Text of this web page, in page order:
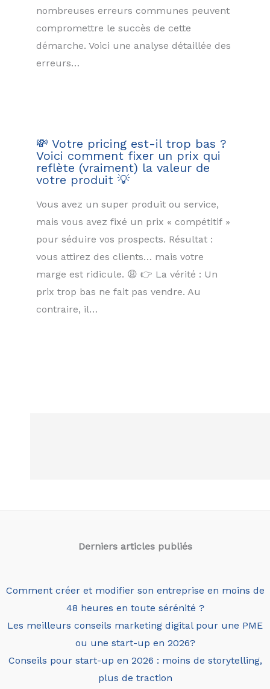
nombreuses erreurs communes peuvent
compromettre le succès de cette
démarche. Voici une analyse détaillée des
erreurs…
💸 Votre pricing est-il trop bas ?
Voici comment fixer un prix qui
reflète (vraiment) la valeur de
votre produit 💡
Vous avez un super produit ou service,
mais vous avez fixé un prix « compétitif »
pour séduire vos prospects. Résultat :
vous attirez des clients… mais votre
marge est ridicule. 😩 👉 La vérité : Un
prix trop bas ne fait pas vendre. Au
contraire, il…
Derniers articles publiés
Comment créer et modifier son entreprise en moins de
48 heures en toute sérénité ?
Les meilleurs conseils marketing digital pour une PME
ou une start-up en 2026?
Conseils pour start-up en 2026 : moins de storytelling,
plus de traction